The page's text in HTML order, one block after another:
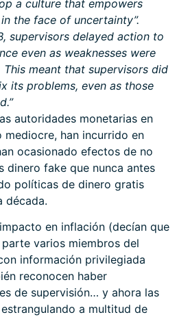
a culture that empowers
the face of uncertainty”.
supervisors delayed action to
even as weaknesses were
meant that supervisors did
its problems, even as those
autoridades monetarias en
mediocre, han incurrido en
ocasionado efectos de no
dinero fake que nunca antes
políticas de dinero gratis
década.
en inflación (decían que
varios miembros del
información privilegiada
reconocen haber
de supervisión… y ahora las
a multitud de